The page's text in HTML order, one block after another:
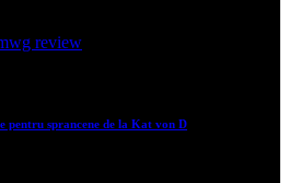
pentru sprancene de la Kat von D